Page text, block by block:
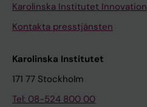
Karolinska Institutet Innovation
Kontakta presstjänsten
Karolinska Institutet
171 77 Stockholm
Tel: 08-524 800 00